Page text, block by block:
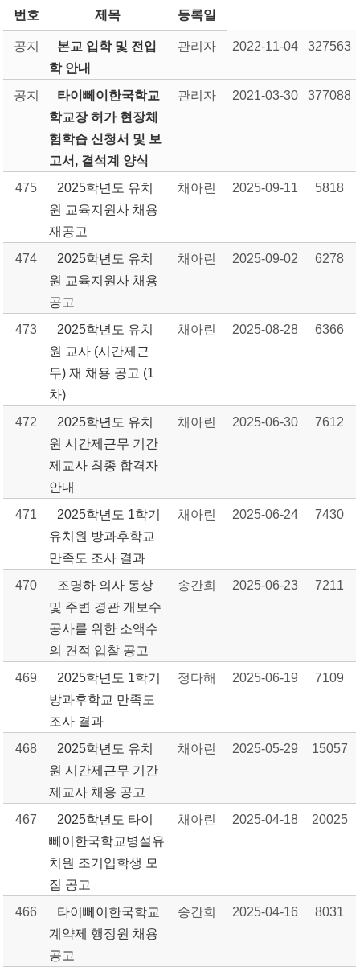
번호
제목 등록일
공지
본교 입학 및 전입
학 안내
관리자 2022-11-04 327563
공지
타이뻬이한국학교
학교장 허가 현장체
험학습 신청서 및 보
고서, 결석계 양식
관리자 2021-03-30 377088
475
2025학년도 유치
원 교육지원사 채용
재공고
채아린 2025-09-11 5818
474
2025학년도 유치
원 교육지원사 채용
공고
채아린 2025-09-02 6278
473
2025학년도 유치
원 교사 (시간제근
무) 재 채용 공고 (1
차)
채아린 2025-08-28 6366
472
2025학년도 유치
원 시간제근무 기간
제교사 최종 합격자
안내
채아린 2025-06-30 7612
471
2025학년도 1학기
유치원 방과후학교
만족도 조사 결과
채아린 2025-06-24 7430
470
조명하 의사 동상
및 주변 경관 개보수
공사를 위한 소액수
의 견적 입찰 공고
송간희 2025-06-23 7211
469
2025학년도 1학기
방과후학교 만족도
조사 결과
정다해 2025-06-19 7109
468
2025학년도 유치
원 시간제근무 기간
제교사 채용 공고
채아린 2025-05-29 15057
467
2025학년도 타이
뻬이한국학교병설유
치원 조기입학생 모
집 공고
채아린 2025-04-18 20025
466
타이뻬이한국학교
계약제 행정원 채용
공고
송간희 2025-04-16 8031